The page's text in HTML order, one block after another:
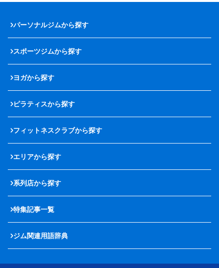
パーソナルジムから探す
スポーツジムから探す
ヨガから探す
ピラティスから探す
フィットネスクラブから探す
エリアから探す
系列店から探す
特集記事一覧
ジム関連用語辞典